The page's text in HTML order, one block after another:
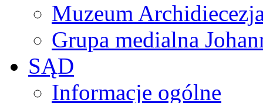
Muzeum
Grupa medialna
SĄD
Informacje ogólne